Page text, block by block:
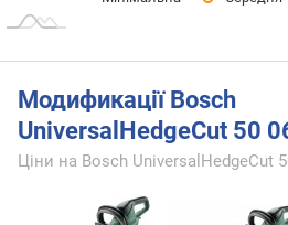
Модификації Bosch
UniversalHedgeCut 50
Ціни на Bosch UniversalHedgeCut